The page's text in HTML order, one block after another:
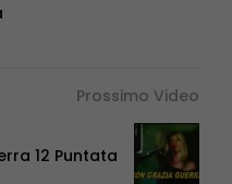
Prossimo Video
12 Puntata